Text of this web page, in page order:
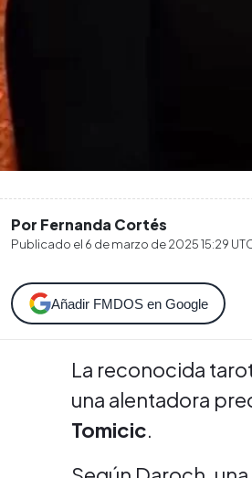
Por Fernanda Cortés
Publicado el 6 de marzo de 2025 15:29
Añadir FMDOS en Google
La reconocida
una alentadora
Tomicic.